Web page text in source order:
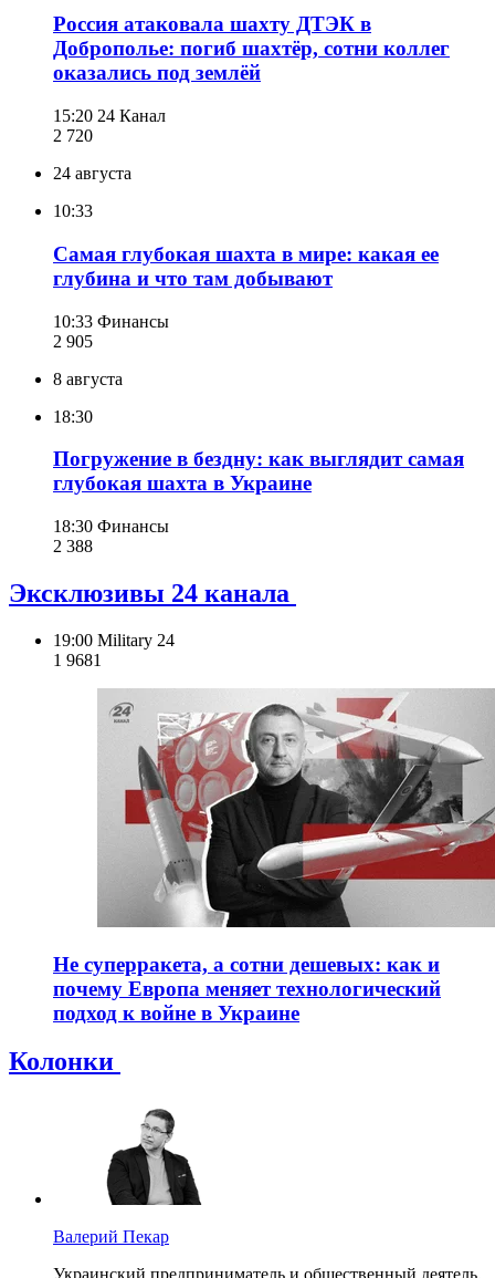
Россия атаковала шахту ДТЭК в
Доброполье: погиб шахтёр, сотни коллег
оказались под землёй
15:20 24 Канал
2 720
24 августа
10:33
Самая глубокая шахта в мире: какая ее
глубина и что там добывают
10:33 Финансы
2 905
8 августа
18:30
Погружение в бездну: как выглядит самая
глубокая шахта в Украине
18:30 Финансы
2 388
Эксклюзивы 24 канала
19:00 Military 24
1 9681
Не суперракета, а сотни дешевых: как и
почему Европа меняет технологический
подход к войне в Украине
Колонки
Валерий Пекар